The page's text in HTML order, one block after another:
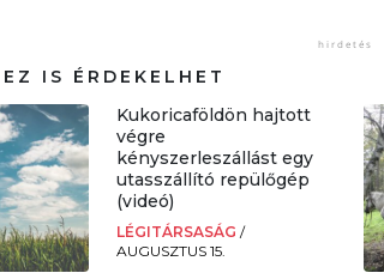
IS ÉRDEKELHET
Kukoricaföldön hajtott
végre
kényszerleszállást egy
utasszállító repülőgép
(videó)
LÉGITÁRSASÁG/
AUGUSZTUS 15.